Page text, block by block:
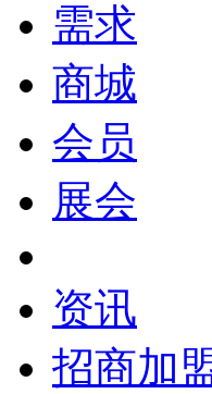
需求
商城
会员
展会
资讯
招商加